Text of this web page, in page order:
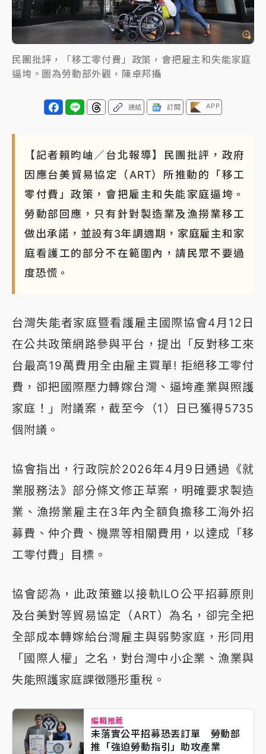
周末精選｜ 鎢業董座離奇命喪豪宅！檢警3方向追出前
員工犯案 破案關鍵曝
民團批評，「移工零付費」政策，會把雇主和失能家庭
逼垮。圖為勞動部外觀，陳卓邦攝
連結 訂閱 APP
【記者賴昀岫／台北報導】民團批評，政府
因應台美貿易協定（ART）所推動的「移工
零付費」政策，會把雇主和失能家庭逼垮。
勞動部回應，只有針對製造業及漁撈業移工
做出承諾，並設有3年調適期，家庭雇主和家
庭看護工的部分不在範圍內，請民眾不要過
度恐慌。
台灣失能者家庭暨看護雇主國際協會4月12日
在公共政策網路參與平台，提出「反對移工來
台最高19萬費用全由雇主買單! 拒絕移工零付
費，卻把國際壓力轉嫁台灣、逼垮產業與照護
家庭！」附議案，截至今（1）日已獲得5735
個附議。
協會指出，行政院於2026年4月9日通過《就
業服務法》部分條文修正草案，明確要求製造
業、漁撈業雇主在3年內全額負擔移工海外招
募費、仲介費、機票等相關費用，以達成「移
工零付費」目標。
協會認為，此政策雖以接軌ILO公平招募原則
及台美對等貿易協定（ART）為名，卻完全把
全部成本轉嫁給台灣雇主與弱勢家庭，形同用
「國際人權」之名，對台灣中小企業、漁業與
失能照護家庭課徵隱形重稅。
編輯推薦
未落實公平招募恐丟訂單 勞動部
推「強迫勞動指引」助攻產業